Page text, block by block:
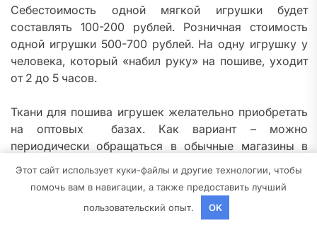
Себестоимость одной мягкой игрушки будет
составлять 100-200 рублей. Розничная стоимость
одной игрушки 500-700 рублей. На одну игрушку у
человека, который «набил руку» на пошиве, уходит
от 2 до 5 часов.
Ткани для пошива игрушек желательно приобретать
на оптовых базах. Как вариант – можно
периодически обращаться в обычные магазины в
отдел уцененных товаров. Практика показывает, что
для одной игрушки вполне хватает 1 метра ткани.
Обычно первоначальные расходы составляют, как
минимум, 5000 рублей.
Этот сайт использует куки-файлы и другие технологии, чтобы
помочь вам в навигации, а также предоставить лучший
пользовательский опыт.
OK